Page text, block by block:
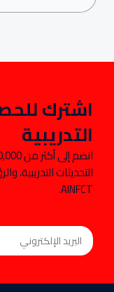
اشترك
التدريبية
التحديثات
AINFCT.